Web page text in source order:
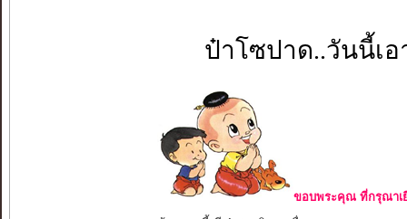
ป๋าโซปาด..วันนี้เอ
ขอบพระคุณ ที่กรุณาเ